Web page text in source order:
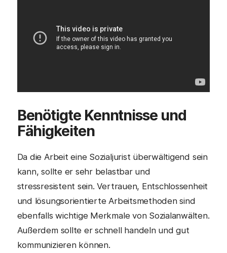
Benötigte Kenntnisse und
Fähigkeiten
Da die Arbeit eine Sozialjurist überwältigend sein
kann, sollte er sehr belastbar und
stressresistent sein. Vertrauen, Entschlossenheit
und lösungsorientierte Arbeitsmethoden sind
ebenfalls wichtige Merkmale von Sozialanwälten.
Außerdem sollte er schnell handeln und gut
kommunizieren können.